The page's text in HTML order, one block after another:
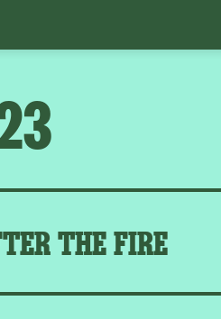
THE FIRE